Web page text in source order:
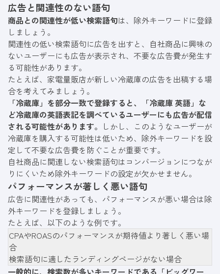
広告と関連性のない語句
商品との関連性が低い検索語句は、除外キーワードに登録
しましょう。
関連性の低い検索語句に広告を出すと、自社商品に興味の
ないユーザーにも広告が表示され、不要な広告費が発生す
る可能性があります。
たとえば、家電量販店が新しい冷蔵庫の広告を出稿する場
合を考えてみましょう。
「冷蔵庫」を部分一致で登録すると、「冷蔵庫 英語」な
ど冷蔵庫の英語表記を調べているユーザーにも広告が配信
される可能性があります。 しかし、このようなユーザーが
冷蔵庫を購入する可能性は低いため、除外キーワードを設
定して不要な広告費を防ぐことが重要です。
自社商品に関連しない検索語句はコンバージョンにつなが
りにくいため除外キーワードの設定が欠かせません。
パフォーマンスが著しく悪い語句
広告に関連性があっても、パフォーマンスが悪い場合は除
外キーワードを登録しましょう。
たとえば、以下のような例です。
CPAやROASのパフォーマンスが期待値より著しく悪い場
合
検索語句に適したランディングページがない場合
一般的に、検索数が多いキーワードである「ビッグワー